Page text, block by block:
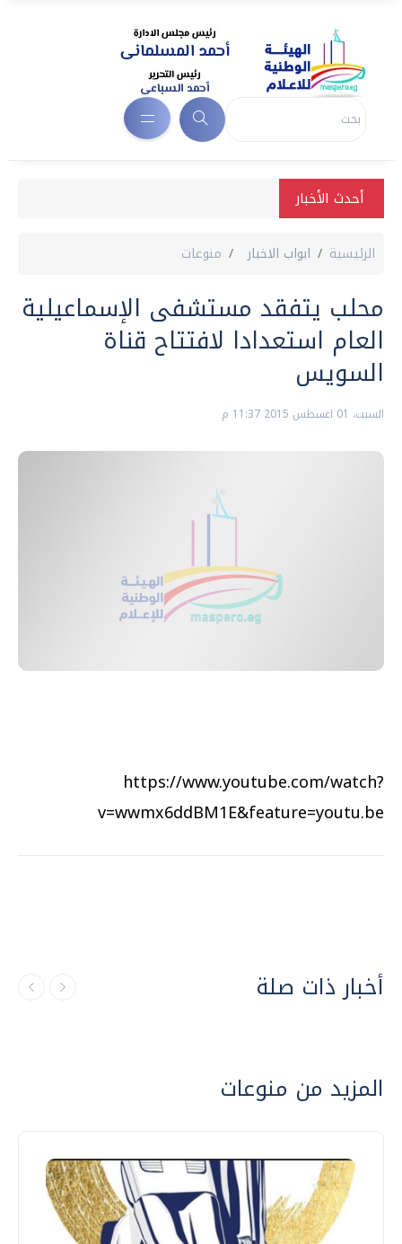
أحدث الأخبار
الرئيسية ابواب الاخبار منوعات
محلب يتفقد مستشفى الإسماعيلية
العام استعدادا لافتتاح قناة
السويس
السبت، 01 اغسطس 2015 11:37 م
https://www.youtube.com/watch?
v=wwmx6ddBM1E&feature=youtu.be
أخبار ذات صلة
المزيد من منوعات